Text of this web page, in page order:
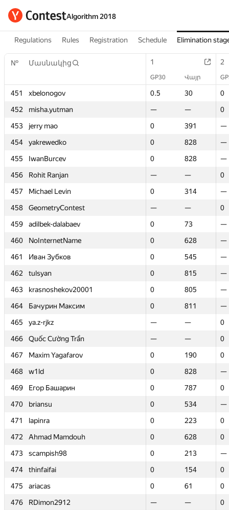
Algorithm 2018
Regulations Rules Registration Schedule Elimination
№ Մասնակից 1 2
GP30 Վայր
451 xbelonogov 0.5 30
0
452
misha.yutman — —
0
453
jerry mao 0 391
—
454
yakrewedko 0 828
—
455
IwanBurcev 0 828
—
456
Rohit Ranjan — —
0
457
Michael Levin 0 314
—
458
GeometryContest — —
0
459
adilbek-dalabaev 0 73
—
460
NoInternetName 0 628
—
461
Иван Зубков 0 545
—
462
tulsyan 0 815
—
463
krasnoshekov20001 0 805
—
464
Бачурин Максим 0 811
—
465
ya.z-rjkz — —
0
466
Quốc Cường Trần — —
0
467
Maxim Yagafarov 0 190
0
468
w1ld 0 828
—
469
Егор Башарин 0 787
0
470
briansu 0 534
—
471
lapinra 0 223
0
472
Ahmad Mamdouh 0 628
0
473
scampish98 0 213
—
474
thinfaifai 0 154
0
475
ariacas 0 61
0
476
RDimon2912 — —
0
№ Մասնակից 1 2
GP30 Վայր
451 xbelonogov 0.5 30
0
452
misha.yutman — —
0
453
jerry mao 0 391
—
454
yakrewedko 0 828
—
455
IwanBurcev 0 828
—
456
Rohit Ranjan — —
0
457
Michael Levin 0 314
—
458
GeometryContest — —
0
459
adilbek-dalabaev 0 73
—
460
NoInternetName 0 628
—
461
Иван Зубков 0 545
—
462
tulsyan 0 815
—
463
krasnoshekov20001 0 805
—
464
Бачурин Максим 0 811
—
465
ya.z-rjkz — —
0
466
Quốc Cường Trần — —
0
467
Maxim Yagafarov 0 190
0
468
w1ld 0 828
—
469
Егор Башарин 0 787
0
470
briansu 0 534
—
471
lapinra 0 223
0
472
Ahmad Mamdouh 0 628
0
473
scampish98 0 213
—
474
thinfaifai 0 154
0
475
ariacas 0 61
0
476
RDimon2912 — —
0